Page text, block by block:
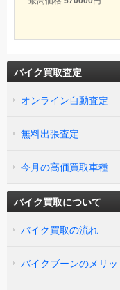
バイク買取査定
オンライン自動査定
無料出張査定
今月の高価買取車種
バイク買取について
バイク買取の流れ
バイクブーンのメリッ